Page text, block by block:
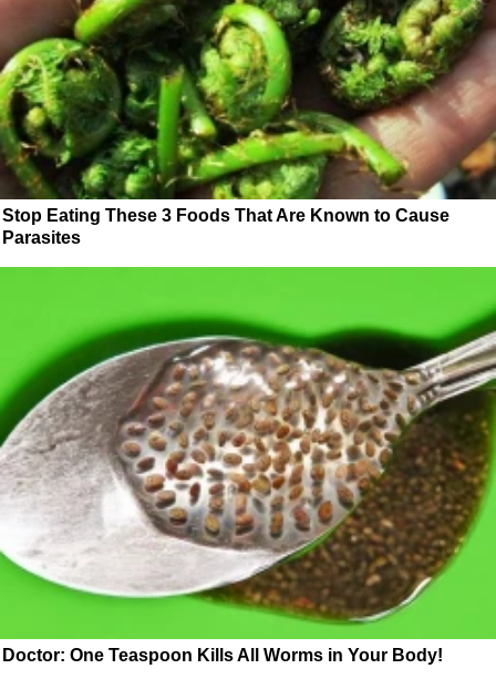
Stop Eating These 3 Foods That Are Known to Cause
Parasites
Doctor: One Teaspoon Kills All Worms in Your Body!